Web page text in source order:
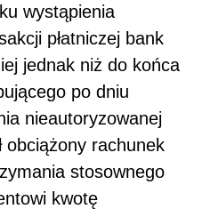
wystąpienia
płatniczej bank
jednak niż do końca
po dniu
nieautoryzowanej
obciążony rachunek
stosownego
kwotę